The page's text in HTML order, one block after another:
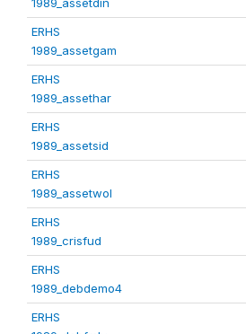
ERHS
1989_assetgam
ERHS
1989_assethar
ERHS
1989_assetsid
ERHS
1989_assetwol
ERHS
1989_crisfud
ERHS
1989_debdemo4
ERHS